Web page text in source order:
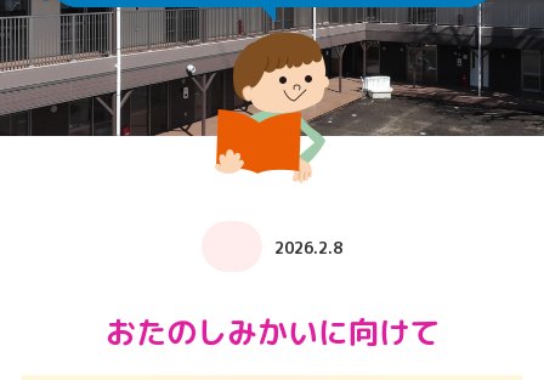
2026.2.8
おたのしみかいに向けて